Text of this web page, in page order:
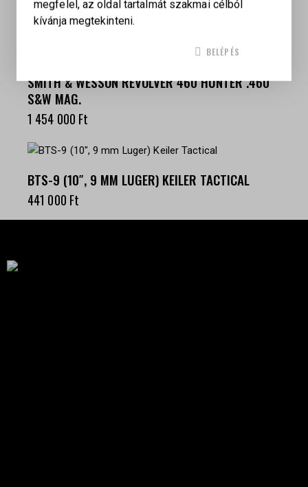
410 000Ft
SMITH & WESSON REVOLVER 460 HUNTER .460
S&W MAG.
1 454 000 Ft
BTS-9 (10″, 9 MM LUGER) KEILER TACTICAL
441 000 Ft
megfelel, az oldal tartalmát szakmai célból
kívánja megtekinteni.
BELÉPÉS